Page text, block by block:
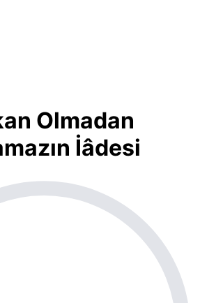
Olmadan
İâdesi